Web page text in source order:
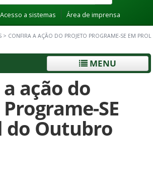
Acesso a sistemas Área de imprensa
> CONFIRA A AÇÃO DO PROJETO PROGRAME-SE EM PROL
MENU
ação do
SE
do Outubro